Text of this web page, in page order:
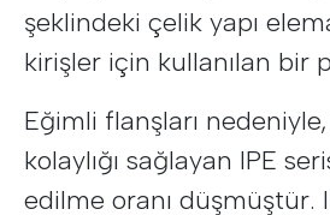
şeklindeki çelik yapı
kirişler için kullanılan bir
Eğimli flanşları
kolaylığı sağlayan IPE
edilme oranı düşmüştür.